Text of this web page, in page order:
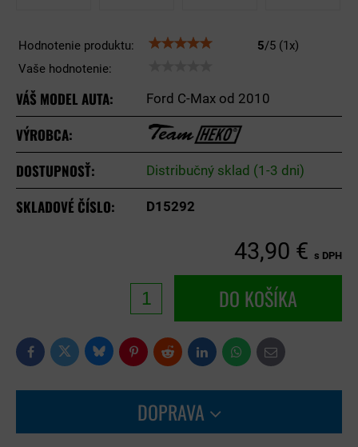
Hodnotenie produktu: 5/5 (1x)
Vaše hodnotenie:
VÁŠ MODEL AUTA: Ford C-Max od 2010
VÝROBCA:
DOSTUPNOSŤ:
Distribučný sklad (1-3 dni)
SKLADOVÉ ČÍSLO: D15292
43,90 € s DPH
DO KOŠÍKA
FacebookTwitter BlueskyPinterestReddit LinkedInWhatsApp
E-
mail
DOPRAVA